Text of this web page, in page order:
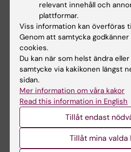
Den övergripande
Alexanderson K, von
Tyrkkö A. Hälso- och
styrning av arbetet med
sjukskrivning. Sektionen för
Personskadeprevention,
2007.
Rapport hälso och
(PDF, 333.7 KB)
relevant innehåll och
plattformar.
Viss information kan överföras
Genom att samtycka
cookies.
Du kan när som helst ändra
samtycke via kakikonen längst
sidan.
Mer information om våra kakor
Read this information in English
Tillåt endast
Tillåt mina valda